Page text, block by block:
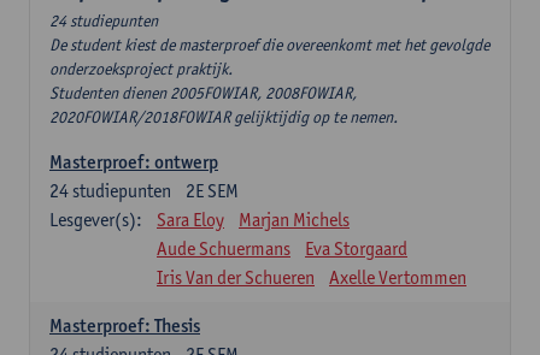
24 studiepunten
De student kiest de masterproef die overeenkomt met het gevolgde
onderzoeksproject praktijk.
Studenten dienen 2005FOWIAR, 2008FOWIAR,
2020FOWIAR/2018FOWIAR gelijktijdig op te nemen.
Masterproef: ontwerp
2E SEM
24studiepunten
Lesgever(s):
Sara Eloy
Marjan Michels
Aude Schuermans
Eva Storgaard
Iris Van der Schueren
Axelle Vertommen
Masterproef: Thesis